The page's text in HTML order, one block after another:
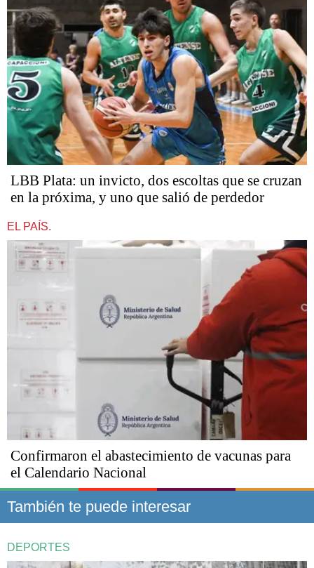
LBB Plata: un invicto, dos escoltas que se cruzan
en la próxima, y uno que salió de perdedor
EL PAÍS.
Confirmaron el abastecimiento de vacunas para
el Calendario Nacional
También te puede interesar
DEPORTES